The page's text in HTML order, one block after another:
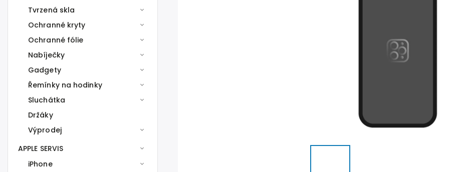
Tvrzená skla
Ochranné kryty
Ochranné fólie
Nabíječky
Gadgety
Řemínky na hodinky
Sluchátka
Držáky
Výprodej
APPLE SERVIS
iPhone